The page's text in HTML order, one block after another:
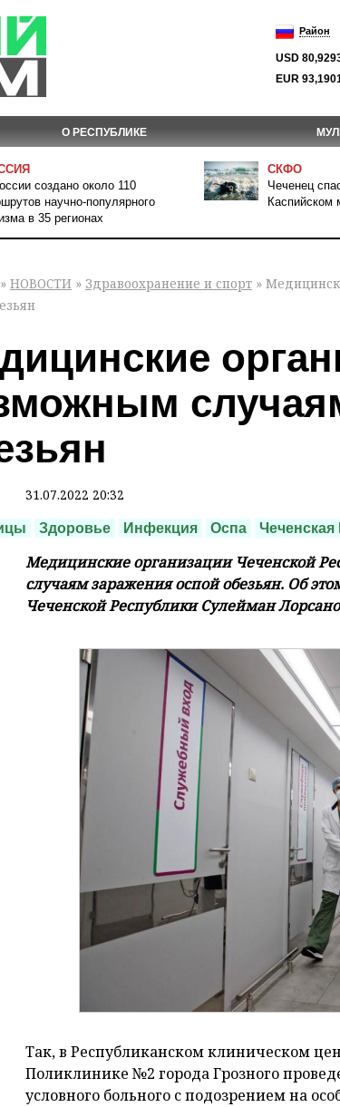
Район
USD
EUR
О РЕСПУБЛИКЕ
создано около 110
научно-популярного
в 35 регионах
СКФО
Чеченец
Каспийском
» НОВОСТИ » Здравоохранение и спорт »
31.07.2022 20:32
Здоровье Инфекция Оспа Чеченская
Медицинские организации Чеченской
случаям заражения оспой обезьян. Об
Чеченской Республики Сулейман
Так, в Республиканском клиническом
Поликлинике №2 города Грозного
условного больного с подозрением на